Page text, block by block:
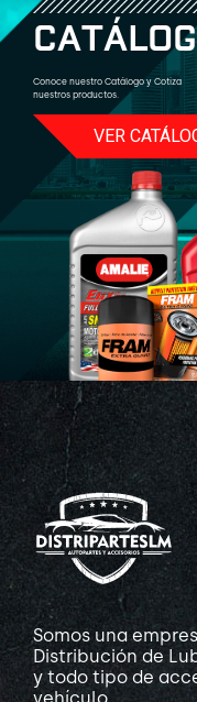
CATÁLOG
Conoce nuestro Catálogo y Cotiza
nuestros productos.
VER
Somos una
Distribución de
y todo tipo de
vehículo.